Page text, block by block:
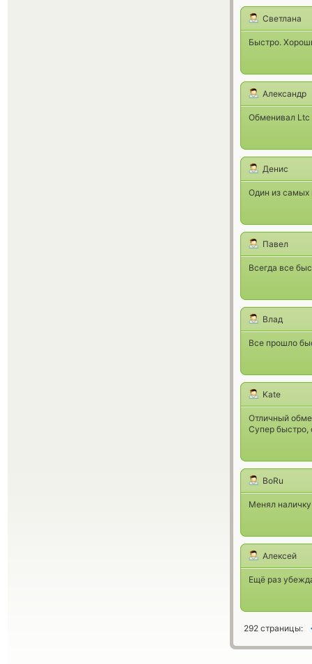
Светлана
Быстро.
Александр
Обменивал Ltc
Денис
Один из самых
Павел
Всегда все
Влад
Все прошло
Kate
Отличный
Супер быстро,
BoRu
Менял
Алексей
Ещё раз
292 страницы: